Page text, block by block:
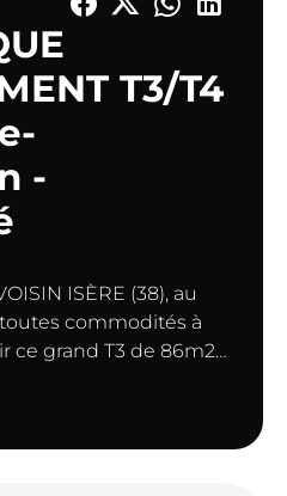
T3/T4
-
ISÈRE (38), au
commodités à
ce grand T3 de 86m2
une
de vie lumineuse